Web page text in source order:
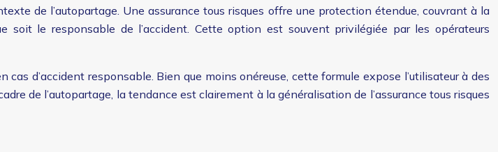
de l’autopartage. Une assurance tous risques offre une protection étendue, couvrant à la
le responsable de l’accident. Cette option est souvent privilégiée par les opérateurs
d’accident responsable. Bien que moins onéreuse, cette formule expose l’utilisateur à des
de l’autopartage, la tendance est clairement à la généralisation de l’assurance tous risques